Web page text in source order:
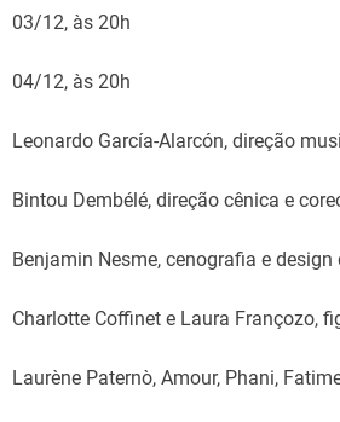
03/12, às 20h
04/12, às 20h
Leonardo García-Alarcón, direção
Bintou Dembélé, direção cênica e
Benjamin Nesme, cenografia e design
Charlotte Coffinet e Laura Françozo,
Laurène Paternò, Amour, Phani,